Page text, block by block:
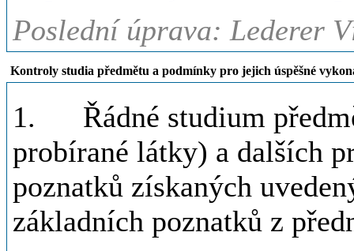
Poslední úprava: Lederer
Kontroly studia předmětu a podmínky pro jejich úspěšné
1. Řádné studium
probírané látky) a dalších
poznatků získaných
základních poznatků z